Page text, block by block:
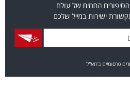
החמים של עולם
ישירות במייל שלכם
פרסומיים בדוא"ל